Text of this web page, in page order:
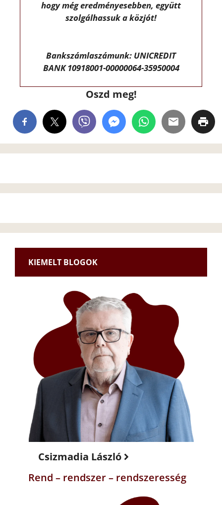
hogy még eredményesebben, együtt
szolgálhassuk a közjót!
Bankszámlaszámunk: UNICREDIT
BANK 10918001-00000064-35950004
Oszd meg!
KIEMELT BLOGOK
Csizmadia László
Rend – rendszer – rendszeresség